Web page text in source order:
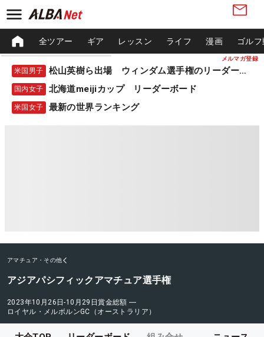
メルマガ登録
全ツアー ギア レッスン ライフ 漫画 ゴル
米国男子 松山英樹ら出場 ウィンダム選手権のリーダーボード
国内女子 北海道meijiカップ リーダーボード
米国女子 最新の世界ランキング
アマチュア・その他
アジアパシフィックアマチュア選手権
2023年10月26日-10月29日賞金総額 ―
ロイヤル・メルボルンGC（オーストラリア）